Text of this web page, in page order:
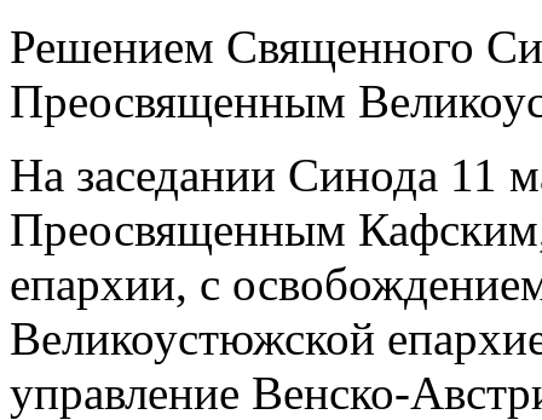
Решением Священного
Преосвященным
На заседании Синода 11
Преосвященным
епархии, с
Великоустюжской
управление Венско-